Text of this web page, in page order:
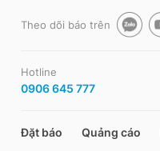
Theo dõi báo trên
Hotline
0906 645 777
Đặt báo Quảng cáo